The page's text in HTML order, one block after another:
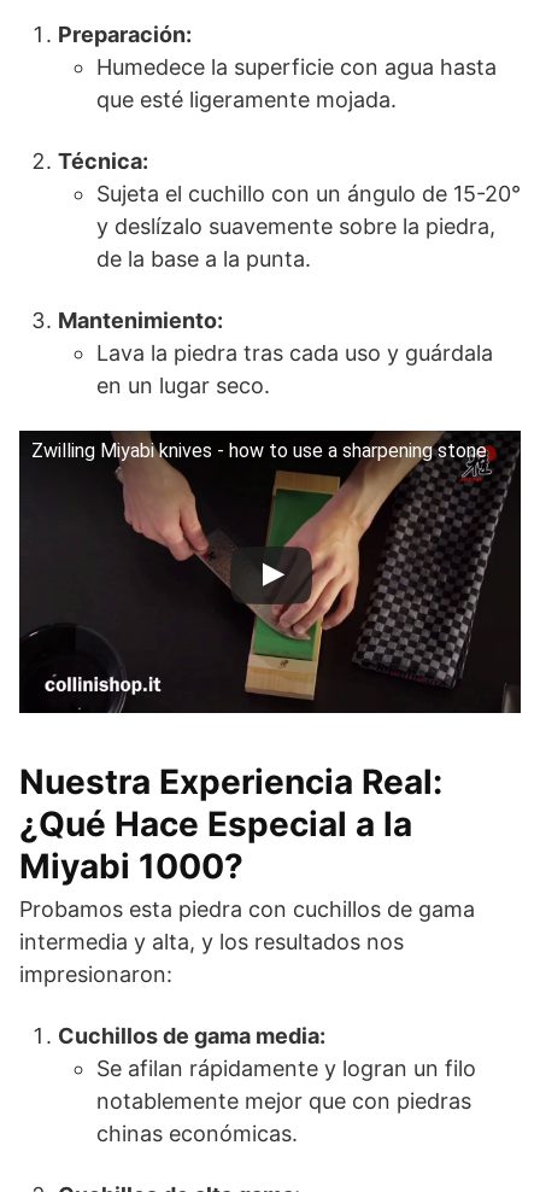
Preparación:
Humedece la superficie con agua hasta
que esté ligeramente mojada.
Técnica:
Sujeta el cuchillo con un ángulo de 15-20°
y deslízalo suavemente sobre la piedra,
de la base a la punta.
Mantenimiento:
Lava la piedra tras cada uso y guárdala
en un lugar seco.
Zwilling Miyabi knives - how to use a sharpening stone
Nuestra Experiencia Real:
¿Qué Hace Especial a la
Miyabi 1000?
Probamos esta piedra con cuchillos de gama
intermedia y alta, y los resultados nos
impresionaron:
Cuchillos de gama media:
Se afilan rápidamente y logran un filo
notablemente mejor que con piedras
chinas económicas.